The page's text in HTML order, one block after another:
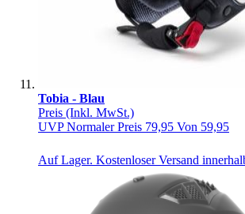
Tobia - Blau
Preis (Inkl. MwSt.)
UVPNormaler Preis 79,95 Von 59,95
Auf Lager. Kostenloser Versand